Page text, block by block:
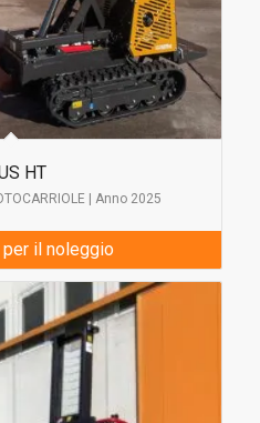
HT
| Anno 2025
il noleggio